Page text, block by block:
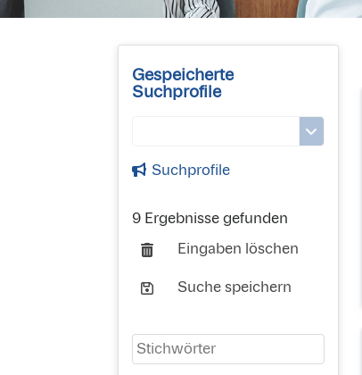
Gespeicherte
Suchprofile
Suchprofile
9 Ergebnisse gefunden
Eingaben löschen
Suche speichern